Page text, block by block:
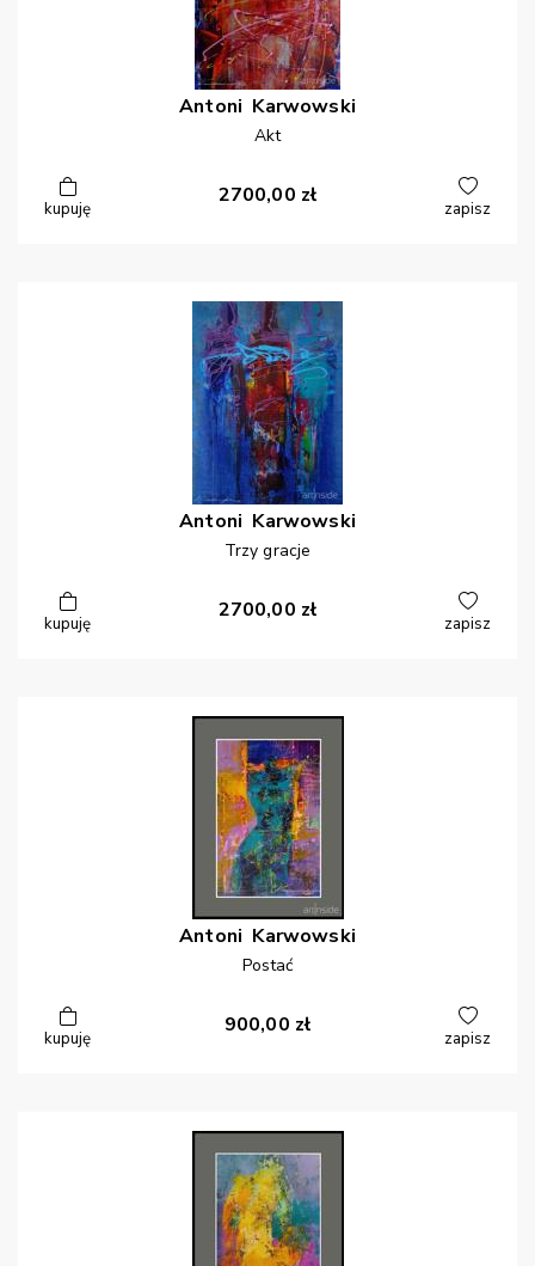
Antoni Karwowski
Akt
kupuję
2700,00 zł
zapisz
Antoni Karwowski
Trzy gracje
kupuję
2700,00 zł
zapisz
Antoni Karwowski
Postać
kupuję
900,00 zł
zapisz